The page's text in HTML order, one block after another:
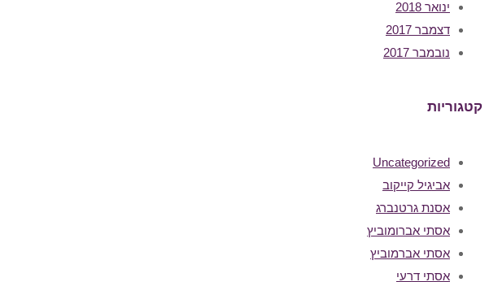
ינואר 2018
דצמבר 2017
נובמבר 2017
קטגוריות
Uncategorized
אביגיל קייקוב
אסנת גרטנברג
אסתי אברומוביץ
אסתי אברמוביץ
אסתי דרעי